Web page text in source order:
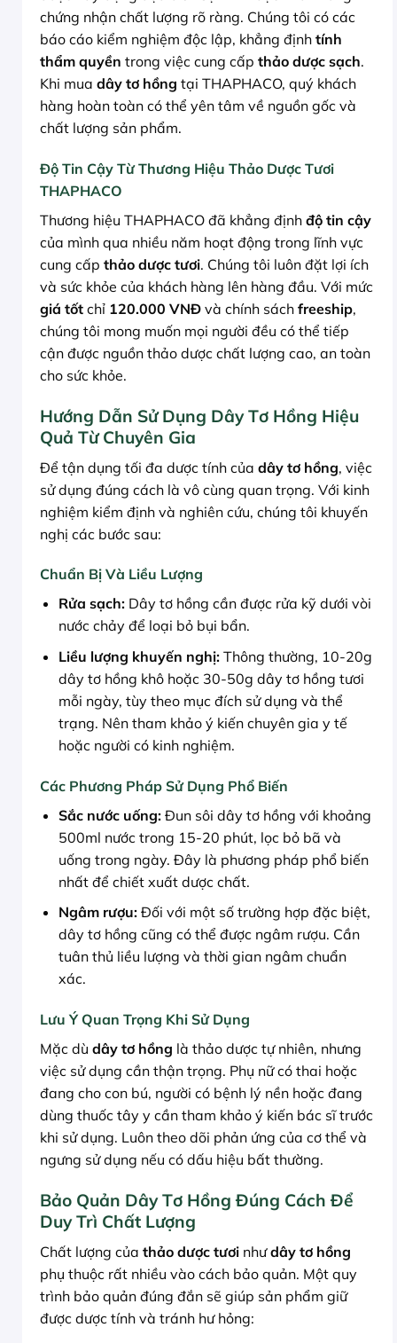
chứng nhận chất lượng rõ ràng. Chúng tôi có các
báo cáo kiểm nghiệm độc lập, khẳng định tính
thẩm quyền trong việc cung cấp thảo dược sạch.
Khi mua dây tơ hồng tại THAPHACO, quý khách
hàng hoàn toàn có thể yên tâm về nguồn gốc và
chất lượng sản phẩm.
Độ Tin Cậy Từ Thương Hiệu Thảo Dược Tươi
THAPHACO
Thương hiệu THAPHACO đã khẳng định độ tin cậy
của mình qua nhiều năm hoạt động trong lĩnh vực
cung cấp thảo dược tươi. Chúng tôi luôn đặt lợi ích
và sức khỏe của khách hàng lên hàng đầu. Với mức
giá tốt chỉ 120.000 VNĐ và chính sách freeship,
chúng tôi mong muốn mọi người đều có thể tiếp
cận được nguồn thảo dược chất lượng cao, an toàn
cho sức khỏe.
Hướng Dẫn Sử Dụng Dây Tơ Hồng Hiệu
Quả Từ Chuyên Gia
Để tận dụng tối đa dược tính của dây tơ hồng, việc
sử dụng đúng cách là vô cùng quan trọng. Với kinh
nghiệm kiểm định và nghiên cứu, chúng tôi khuyến
nghị các bước sau:
Chuẩn Bị Và Liều Lượng
Rửa sạch:Dây tơ hồng cần được rửa kỹ dưới vòi
nước chảy để loại bỏ bụi bẩn.
Liều lượng khuyến nghị:Thông thường, 10-20g
dây tơ hồng khô hoặc 30-50g dây tơ hồng tươi
mỗi ngày, tùy theo mục đích sử dụng và thể
trạng. Nên tham khảo ý kiến chuyên gia y tế
hoặc người có kinh nghiệm.
Các Phương Pháp Sử Dụng Phổ Biến
Sắc nước uống:Đun sôi dây tơ hồng với khoảng
500ml nước trong 15-20 phút, lọc bỏ bã và
uống trong ngày. Đây là phương pháp phổ biến
nhất để chiết xuất dược chất.
Ngâm rượu:Đối với một số trường hợp đặc biệt,
dây tơ hồng cũng có thể được ngâm rượu. Cần
tuân thủ liều lượng và thời gian ngâm chuẩn
xác.
Lưu Ý Quan Trọng Khi Sử Dụng
Mặc dù dây tơ hồng là thảo dược tự nhiên, nhưng
việc sử dụng cần thận trọng. Phụ nữ có thai hoặc
đang cho con bú, người có bệnh lý nền hoặc đang
dùng thuốc tây y cần tham khảo ý kiến bác sĩ trước
khi sử dụng. Luôn theo dõi phản ứng của cơ thể và
ngưng sử dụng nếu có dấu hiệu bất thường.
Bảo Quản Dây Tơ Hồng Đúng Cách Để
Duy Trì Chất Lượng
Chất lượng của thảo dược tươi nhưdây tơ hồng
phụ thuộc rất nhiều vào cách bảo quản. Một quy
trình bảo quản đúng đắn sẽ giúp sản phẩm giữ
được dược tính và tránh hư hỏng: